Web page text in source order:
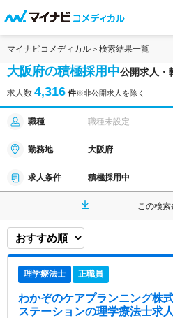
マイナビコメディカル 検索結果一覧
大阪府の積極採用中公開求人・
求人数 4,316 件※非公開求人を除く
職種 職種未設定
勤務地 大阪府
求人条件 積極採用中
この検
理学療法士 正職員
わかぞのケアプランニング株
ステーションの理学療法士求